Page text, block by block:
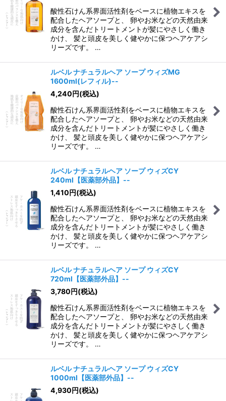
酸性石けん系界面活性剤をベースに植物エキスを
配合したヘアソープと、 卵やお米などの天然由来
成分を含んだトリートメントが髪にやさしく働き
かけ、 髪と頭皮を美しく健やかに保つヘアケアシ
リーズです。 …
ルベル ナチュラルヘア ソープ ウィズMG
1600ml(レフィル)--
4,240円(税込)
酸性石けん系界面活性剤をベースに植物エキスを
配合したヘアソープと、 卵やお米などの天然由来
成分を含んだトリートメントが髪にやさしく働き
かけ、 髪と頭皮を美しく健やかに保つヘアケアシ
リーズです。 …
ルベル ナチュラルヘア ソープ ウィズCY
240ml【医薬部外品】--
1,410円(税込)
酸性石けん系界面活性剤をベースに植物エキスを
配合したヘアソープと、 卵やお米などの天然由来
成分を含んだトリートメントが髪にやさしく働き
かけ、 髪と頭皮を美しく健やかに保つヘアケアシ
リーズです。 …
ルベル ナチュラルヘア ソープ ウィズCY
720ml【医薬部外品】--
3,780円(税込)
酸性石けん系界面活性剤をベースに植物エキスを
配合したヘアソープと、 卵やお米などの天然由来
成分を含んだトリートメントが髪にやさしく働き
かけ、 髪と頭皮を美しく健やかに保つヘアケアシ
リーズです。 …
ルベル ナチュラルヘア ソープ ウィズCY
1000ml【医薬部外品】--
4,930円(税込)